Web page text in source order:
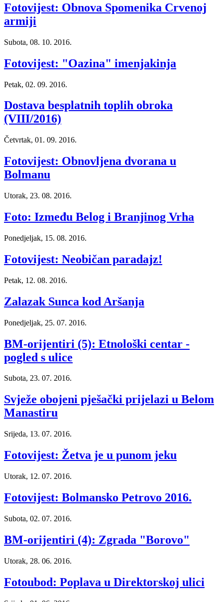
Fotovijest: Obnova Spomenika Crvenoj
armiji
Subota, 08. 10. 2016.
Fotovijest: "Oazina" imenjakinja
Petak, 02. 09. 2016.
Dostava besplatnih toplih obroka
(VIII/2016)
Četvrtak, 01. 09. 2016.
Fotovijest: Obnovljena dvorana u
Bolmanu
Utorak, 23. 08. 2016.
Foto: Između Belog i Branjinog Vrha
Ponedjeljak, 15. 08. 2016.
Fotovijest: Neobičan paradajz!
Petak, 12. 08. 2016.
Zalazak Sunca kod Aršanja
Ponedjeljak, 25. 07. 2016.
BM-orijentiri (5): Etnološki centar -
pogled s ulice
Subota, 23. 07. 2016.
Svježe obojeni pješački prijelazi u Belom
Manastiru
Srijeda, 13. 07. 2016.
Fotovijest: Žetva je u punom jeku
Utorak, 12. 07. 2016.
Fotovijest: Bolmansko Petrovo 2016.
Subota, 02. 07. 2016.
BM-orijentiri (4): Zgrada "Borovo"
Utorak, 28. 06. 2016.
Fotoubod: Poplava u Direktorskoj ulici